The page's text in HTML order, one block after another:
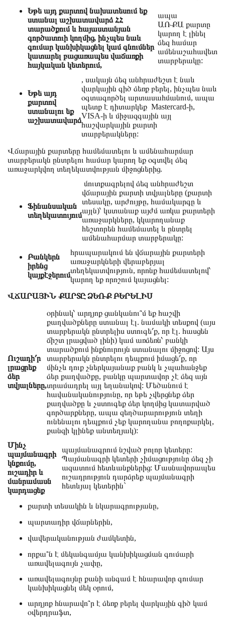
Եթե այդ քարտով նախատեսում եք
ստանալ աշխատավարձ ՀՀ
տարածքում և հայաստանյան
գործատուի կողմից, ինչպես նաև
գումար կանխիկացնել կամ գնումներ
կատարել բացառապես վաճառքի
հայկական կետերում,
ապա
ԱՌՔԱ քարտը
կարող է լինել
ձեզ համար
ամենաշահավետ
տարբերակը:
Եթե այդ
քարտով
ստանալու եք
աշխատավարձ
, սակայն ձեզ անհրաժեշտ է նաև
վարկային գիծ ձեռք բերել, ինչպես նաև
օգտագործել արտասահմանում, ապա
պետք է դիտարկեք Mastercard-ի,
VISA-ի և միջազգային այլ
հաշվարկային քարտի
տարբերակները:
Վճարային քարտերը համեմատելու և ամենահարմար
տարբերակն ընտրելու համար կարող եք օգտվել ձեզ
առաջարկվող տեղեկատվության միջոցներից.
Ֆինանսական
տեղեկատույում
մուտքագրելով ձեզ անհրաժեշտ
վճարային քարտի տվյալները (քարտի
տեսակը, արժույթը, համակարգը և
այլն)՝ կստանաք այժմ առկա քարտերի
առաջարկները, կկարողանաք
հեշտորեն համեմատել և ընտրել
ամենահարմար տարբերակը:
Բանկերն
իրենց
կայքէջերում
հրապարակում են վճարային քարտերի
առաջարկների վերաբերյալ
տեղեկատվություն, որոնք համեմատելով՝
կարող եք որոշում կայացնել:
ՎՃԱՐԱՅԻՆ ՔԱՐՏԸ ՁԵՌՔ ԲԵՐԵԼԻՍ
Ուշադի՛ր
լրացրեք
ձեր
տվյալները,
օրինակ՝ արդյոք ցանկանու՞մ եք հաշվի
քաղվածքները ստանալ էլ. նամակի տեսքով (այս
տարբերակն ընտրելիս ստուգե՛ք, որ էլ. հասցեն
ճիշտ լրացված լինի) կամ առձեռն՝ բանկի
տարածքում ինքնուրույն ստանալու միջոցով: Այս
տարբերակն ընտրելու դեպքում իմացե՛ք, որ
մինչև դուք չներկայանաք բանկ և չպահանջեք
ձեր քաղվածքը, բանկը պարտավոր չէ ձեզ այն
տրամադրել այլ եղանակով: Մեծանում է
հավանականությունը, որ եթե չվերցնեք ձեր
քաղվածքը և չստուգեք ձեր կողմից կատարված
գործարքները, ապա զեղծարարություն տեղի
ունենալու դեպքում չեք կարողանա բողոքարկել,
քանզի կլինեք անտեղյակ):
Մինչ
պայմանագրի
կնքումը,
ուշադիր և
մանրամասն
կարդացեք
պայմանագրում նշված բոլոր կետերը:
Պայմանագրի կետերի չիմացությունը ձեզ չի
ազատում հետևանքներից: Մասնավորապես
ուշադրություն դարձրեք պայմանագրի
հետևյալ կետերին`
քարտի տեսակին և նկարագրությանը,
պարտադիր վճարներին,
վավերականության ժամկետին,
որքա՞ն է մեկանգամյա կանխիկացման գումարի
առավելագույն չափը,
առավելագույնը քանի անգամ է հնարավոր գումար
կանխիկացնել մեկ օրում,
արդյոք հնարավո՞ր է ձեռք բերել վարկային գիծ կամ
օվերդրաֆտ,